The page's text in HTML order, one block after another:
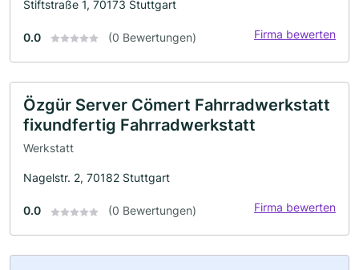
Stiftstraße 1, 70173 Stuttgart
0.0 (0 Bewertungen) Firma bewerten
Özgür Server Cömert Fahrradwerkstatt
fixundfertig Fahrradwerkstatt
Werkstatt
Nagelstr. 2, 70182 Stuttgart
0.0 (0 Bewertungen) Firma bewerten